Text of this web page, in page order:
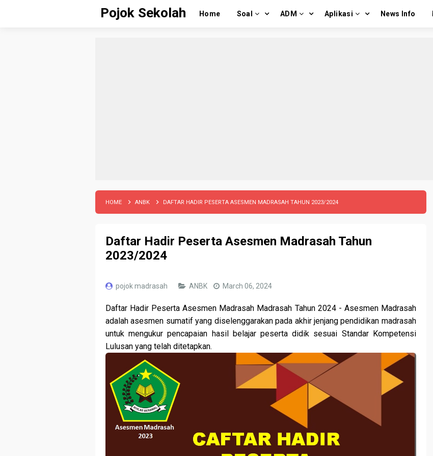
Pojok Sekolah Home Soal ADM Aplikasi News Info
HOME ANBK DAFTAR HADIR PESERTA ASESMEN MADRASAH TAHUN 2023/2024
Daftar Hadir Peserta Asesmen Madrasah Tahun
2023/2024
pojok madrasah ANBK March 06, 2024
Daftar Hadir Peserta Asesmen Madrasah Madrasah Tahun 2024- Asesmen Madrasah
adalah asesmen sumatif yang diselenggarakan pada akhir jenjang pendidikan madrasah
untuk mengukur pencapaian hasil belajar peserta didik sesuai Standar Kompetensi
Lulusan yang telah ditetapkan.